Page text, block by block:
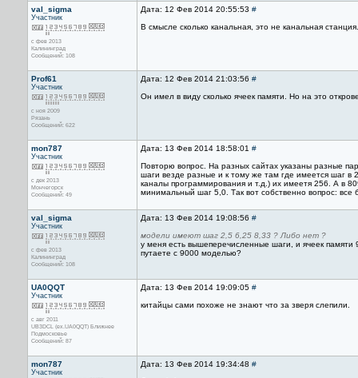
val_sigma
Участник
с фев 2013
Калининград
Сообщений: 108
Дата: 12 Фев 2014 20:55:53 #
В смысле сколько канальная, это не канальная станция.
Prof61
Участник
с ноя 2009
Рязань
Сообщений: 622
Дата: 12 Фев 2014 21:03:56 #
Он имел в виду сколько ячеек памяти. Но на это
mon787
Участник
с дек 2013
Мончегорск
Сообщений: 49
Дата: 13 Фев 2014 18:58:01 #
Повторю вопрос. На разных сайтах указаны разные
шаги везде разные и к тому же там где имеется шаг в
каналы программирования и т.д.) их имеетя 256. А в
минимальный шаг 5,0. Так вот собственно вопрос:
val_sigma
Участник
с фев 2013
Калининград
Сообщений: 108
Дата: 13 Фев 2014 19:08:56 #
модели имеют шаг 2,5 6,25 8,33 ? Либо нет ?
у меня есть вышеперечисленные шаги, и ячеек
путаете с 9000 моделью?
UA0QQT
Участник
с авг 2011
UB3DCL (ex.UA0QQT) Ближнее
Подмосковье
Сообщений: 87
Дата: 13 Фев 2014 19:09:05 #
китайцы сами похоже не знают что за зверя слепили.
mon787
Участник
Дата: 13 Фев 2014 19:34:48 #